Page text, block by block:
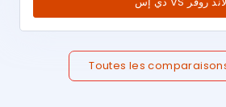
Toutes les